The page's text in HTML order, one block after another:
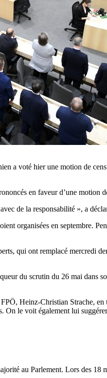
a voté hier une motion de
en faveur d’une motion
de la responsabilité », a
organisées en septembre.
qui ont remplacé mercredi
du scrutin du 26 mai dans
Heinz-Christian Strache,
On le voit également lui
au Parlement. Lors des 18